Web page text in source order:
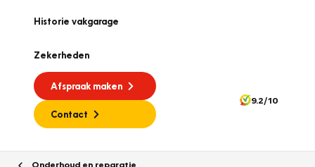
Historie vakgarage
Zekerheden
Afspraak maken
Contact
9.2/10
Onderhoud en reparatie